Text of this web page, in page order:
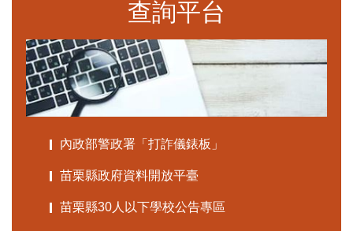
查詢平台
內政部警政署「打詐儀錶板」
苗栗縣政府資料開放平臺
苗栗縣30人以下學校公告專區